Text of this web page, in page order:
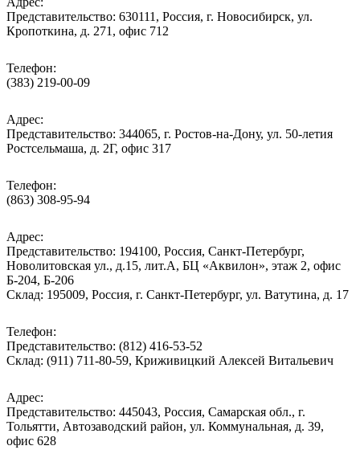
Представительство: 630111, Россия, г. Новосибирск, ул.
Кропоткина, д. 271, офис 712
Телефон:
(383) 219-00-09
Адрес:
Представительство: 344065, г. Ростов-на-Дону, ул. 50-летия
Ростсельмаша, д. 2Г, офис 317
Телефон:
(863) 308-95-94
Адрес:
Представительство: 194100, Россия, Санкт-Петербург,
Новолитовская ул., д.15, лит.А, БЦ «Аквилон», этаж 2, офис
Б-204, Б-206
Склад: 195009, Россия, г. Санкт-Петербург, ул. Ватутина, д. 17
Телефон:
Представительство: (812) 416-53-52
Склад: (911) 711-80-59, Криживицкий Алексей Витальевич
Адрес:
Представительство: 445043, Россия, Самарская обл., г.
Тольятти, Автозаводский район, ул. Коммунальная, д. 39,
офис 628